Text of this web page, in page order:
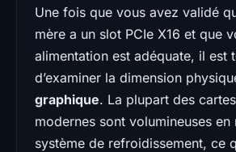
Une fois que vous avez validé
mère a un slot PCIe X16 et que
alimentation est adéquate, il est
d’examiner la dimension
graphique. La plupart des
modernes sont volumineuses
système de refroidissement, ce